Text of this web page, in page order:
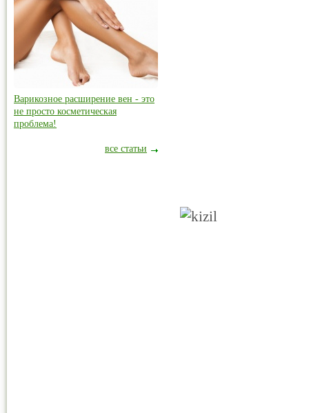
Варикозное расширение вен - это
не просто косметическая
проблема!
все статьи